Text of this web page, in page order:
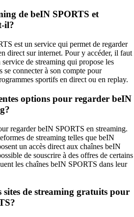
de beIN SPORTS et
il?
est un service qui permet de regarder
direct sur internet. Pour y accéder, il faut
de streaming qui propose les
connecter à son compte pour
sportifs en direct ou en replay.
options pour regarder beIN
regarder beIN SPORTS en streaming.
de streaming telles que beIN
un accès direct aux chaînes beIN
de souscrire à des offres de certains
les chaînes beIN SPORTS dans leur
de streaming gratuits pour